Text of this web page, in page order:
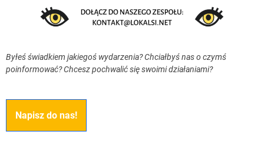
Byłeś świadkiem jakiegoś wydarzenia? Chciałbyś nas o czymś
poinformować? Chcesz pochwalić się swoimi działaniami?
Napisz do nas!